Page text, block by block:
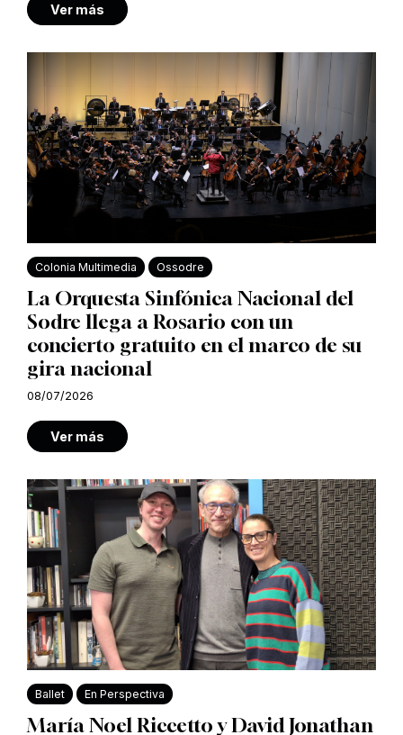
Ver más
Colonia Multimedia Ossodre
La Orquesta Sinfónica Nacional del
Sodre llega a Rosario con un
concierto gratuito en el marco de su
gira nacional
08/07/2026
Ver más
Ballet En Perspectiva
María Noel Riccetto y David Jonathan